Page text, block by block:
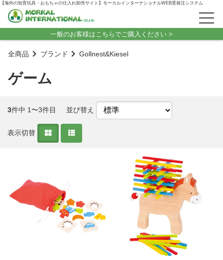
【海外の知育玩具・おもちゃの仕入れ卸売サイト】モーカルインターナショナルWEB受発注システム
一般のお客様はこちらでご購入ください >
全商品 ブランド Gollnest&Kiesel
ゲーム
3件中 1〜3件目 並び替え
表示切替